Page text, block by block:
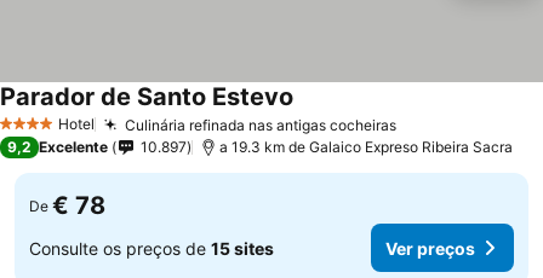
4 EstrelasHotel Culinária refinada nas antigas cocheiras
Parador de Santo Estevo
9,2 Excelente 10.897 a 19.3 km de Galaico Expreso Ribeira Sacra
De € 78
Consulte os preços de 15 sites Ver preços